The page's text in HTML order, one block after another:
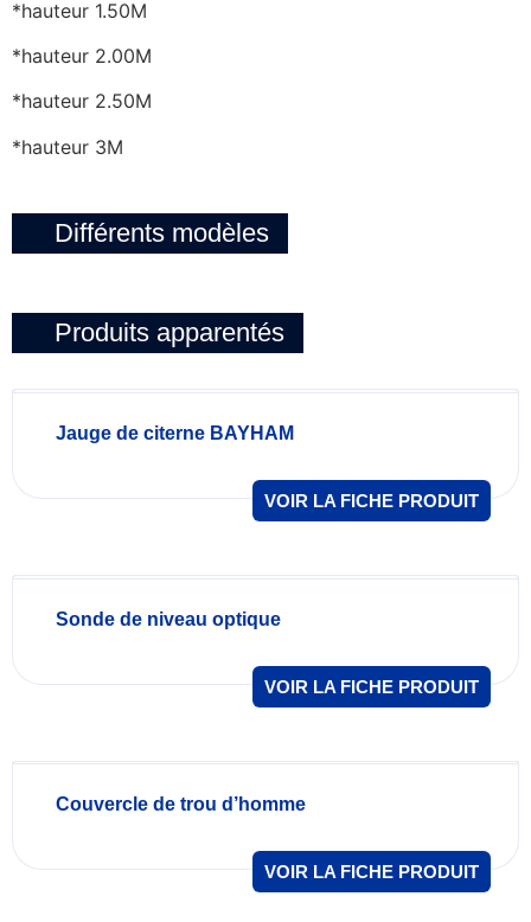
*hauteur 1.50M
*hauteur 2.00M
*hauteur 2.50M
*hauteur 3M
Différents modèles
Produits apparentés
Jauge de citerne BAYHAM
VOIR LA FICHE PRODUIT
Sonde de niveau optique
VOIR LA FICHE PRODUIT
Couvercle de trou d’homme
VOIR LA FICHE PRODUIT